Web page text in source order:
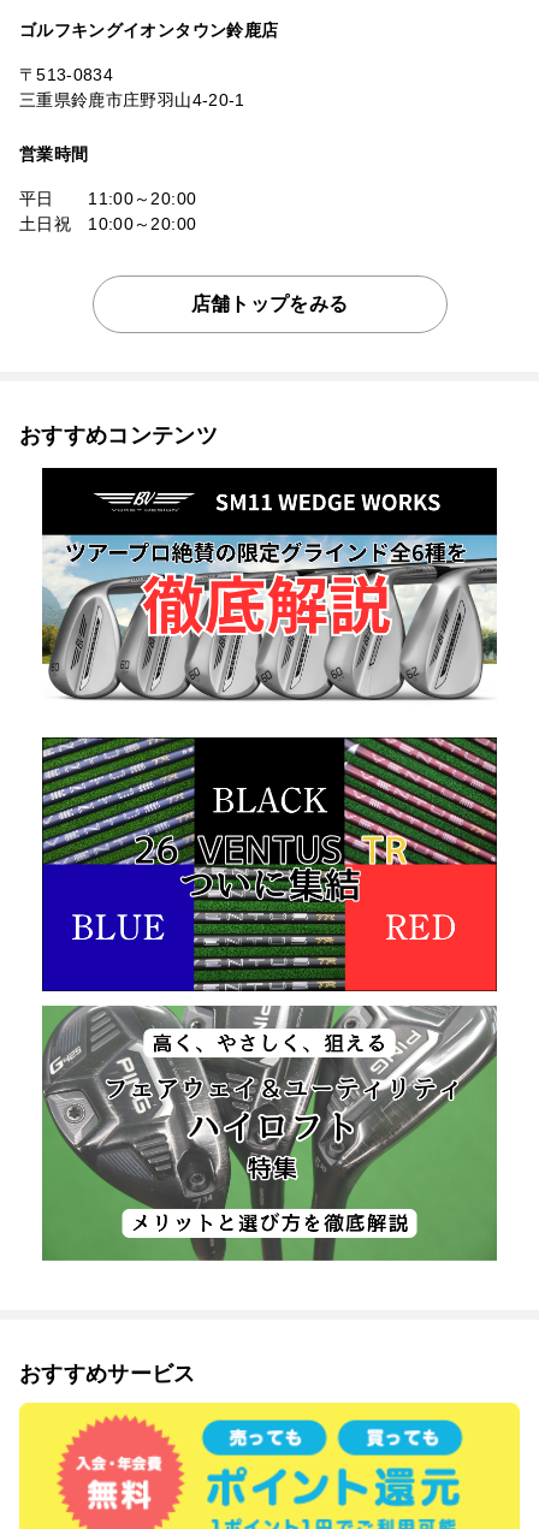
ゴルフキングイオンタウン鈴鹿店
〒513-0834
三重県鈴鹿市庄野羽山4-20-1
営業時間
平日 11:00～20:00
土日祝 10:00～20:00
店舗トップをみる
おすすめコンテンツ
おすすめサービス